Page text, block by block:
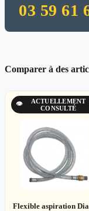
03 59 61
Comparer à des
👁
ACTUELLEMENT
CONSULTÉ
Flexible aspiration